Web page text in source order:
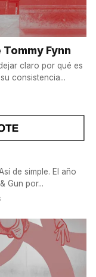
Tommy Fynn
claro por qué es
consistencia...
de simple. El año
Gun por...